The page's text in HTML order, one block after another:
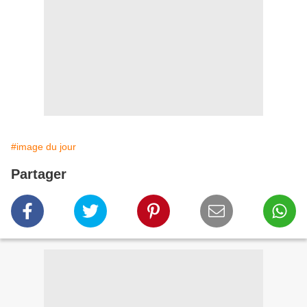
#image du jour
Partager